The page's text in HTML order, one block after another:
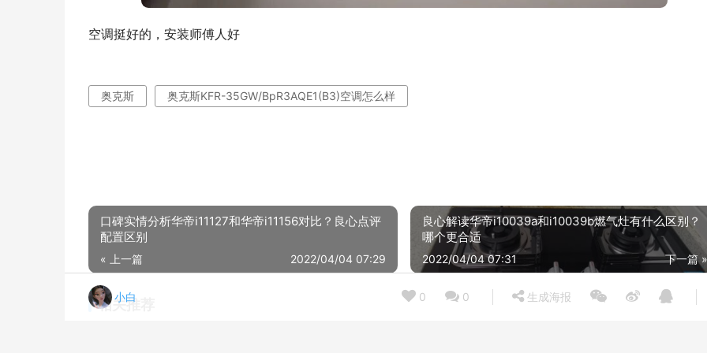
空调挺好的，安装师傅人好
奥克斯 奥克斯KFR-35GW/BpR3AQE1(B3)空调怎么样
小白 0 0 生成海报
口碑实情分析华帝i11127和华帝i11156对比？良心点评
配置区别
« 上一篇 2022/04/04 07:29
良心解读华帝i10039a和i10039b燃气灶有什么区别？
哪个更合适
下一篇 »
2022/04/04 07:31
相关推荐